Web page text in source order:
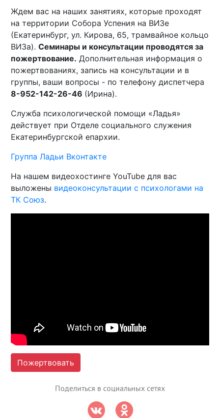
Ждем вас на наших занятиях, которые проходят
на территории Собора Успения на ВИЗе
(Екатеринбург, ул. Кирова, 65, трамвайное кольцо
ВИЗа).Семинары и консультации проводятся за
пожертвование. Дополнительная информация о
пожертвованиях, запись на консультации и в
группы, ваши вопросы - по телефону диспетчера
8-952-142-26-46 (Ирина).
Служба психологической помощи «Ладья»
действует при Отделе социального служения
Екатеринбургской епархии.
Группа Ладьи Вконтакте
На нашем видеохостинге YouTube для вас
выложены видеоконсультации с психологами на
ТК Союз.
Пожертвовать
Поделиться в социальных сетях